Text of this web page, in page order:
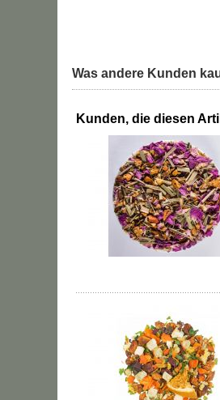
Was andere Kunden
Kunden, die diesen